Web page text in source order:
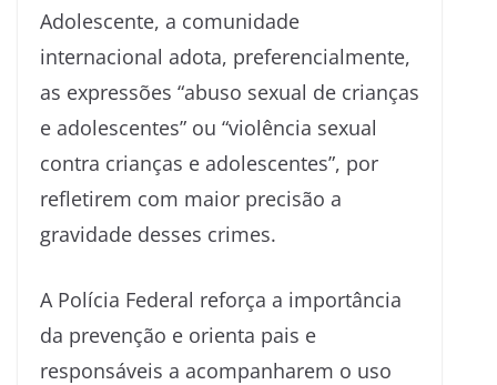
Adolescente, a comunidade
internacional adota, preferencialmente,
as expressões “abuso sexual de crianças
e adolescentes” ou “violência sexual
contra crianças e adolescentes”, por
refletirem com maior precisão a
gravidade desses crimes.
A Polícia Federal reforça a importância
da prevenção e orienta pais e
responsáveis a acompanharem o uso